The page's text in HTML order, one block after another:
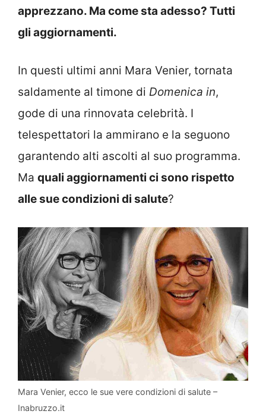
apprezzano. Ma come sta adesso? Tutti
gli aggiornamenti.
In questi ultimi anni Mara Venier, tornata
saldamente al timone di Domenica in,
gode di una rinnovata celebrità. I
telespettatori la ammirano e la seguono
garantendo alti ascolti al suo programma.
Ma quali aggiornamenti ci sono rispetto
alle sue condizioni di salute?
Mara Venier, ecco le sue vere condizioni di salute –
Inabruzzo.it